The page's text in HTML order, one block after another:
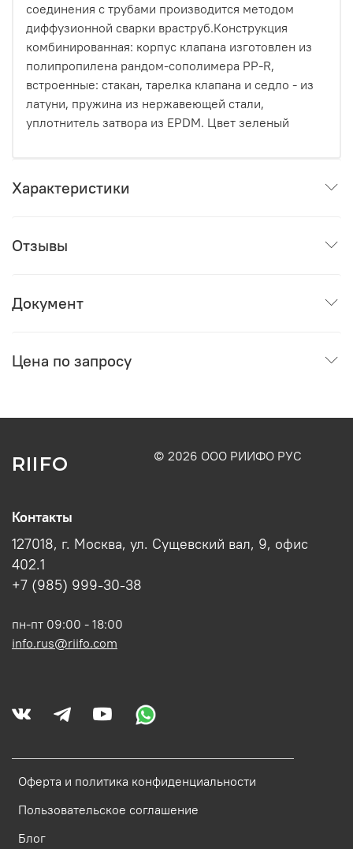
соединения с трубами производится методом
диффузионной сварки враструб.Конструкция
комбинированная: корпус клапана изготовлен из
полипропилена рандом-сополимера PP-R,
встроенные: стакан, тарелка клапана и седло - из
латуни, пружина из нержавеющей стали,
уплотнитель затвора из EPDM. Цвет зеленый
Характеристики
Отзывы
Документ
Цена по запросу
RIIFO © 2026 ООО РИИФО РУС
Оферта и политика конфиденциальности
Пользовательское соглашение
Блог
Контакты
127018, г. Москва, ул. Сущевский вал, 9, офис
402.1
+7 (985) 999-30-38
пн-пт 09:00 - 18:00
info.rus@riifo.com